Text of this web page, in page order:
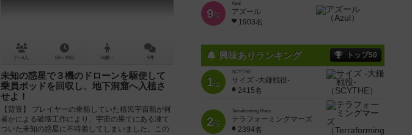
2～4人 60～90分 14歳～ 9件
未知の惑星で３機のドローンを駆使して
乗員ポッドを回収し、地下洞窟へ入植さ
せよ！
【背景】 プレイヤーの乗船していた植民宇宙船が何
者かによる破壊工作により、宇宙の果てにある凍て
ついた未知の惑星に不時着してしまいました。この
9位
Azul
アズール
1903名
興味ありランキング トップ50
1位
SCYTHE
サイズ -大鎌戦役-
2415名
2位
Terraforming Mars
テラフォーミングマーズ
2394名